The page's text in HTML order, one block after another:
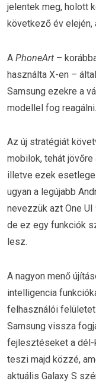
jelentek meg, holott
következő év elején,
A PhoneArt –
használta X-en –
Samsung ezekre a
modellel fog reagálni.
Az új stratégiát
mobilok, tehát jövőre
illetve ezek
ugyan a legújabb
nevezzük azt One
de ez egy funkciók
lesz.
A nagyon menő
intelligencia
felhasználói
Samsung vissza
fejlesztéseket a
teszi majd közzé,
aktuális Galaxy S